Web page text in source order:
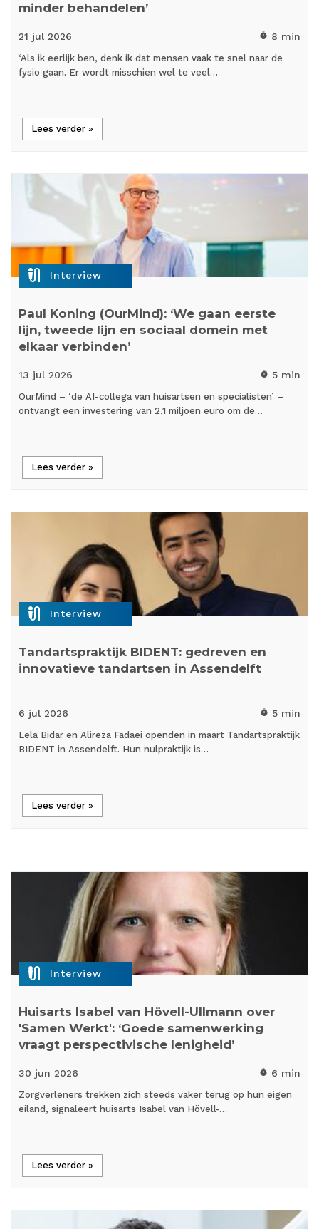
minder behandelen’
21 jul 2026 timer 8 min
‘Als ik eerlijk ben, denk ik dat mensen vaak te snel naar de
fysio gaan. Er wordt misschien wel te veel…
Lees verder »
mic_external_on Interview
Paul Koning (OurMind): ‘We gaan eerste
lijn, tweede lijn en sociaal domein met
elkaar verbinden’
13 jul 2026 timer 5 min
OurMind – ‘de AI-collega van huisartsen en specialisten’ –
ontvangt een investering van 2,1 miljoen euro om de…
Lees verder »
mic_external_on Interview
Tandartspraktijk BIDENT: gedreven en
innovatieve tandartsen in Assendelft
6 jul 2026 timer 5 min
Lela Bidar en Alireza Fadaei openden in maart Tandartspraktijk
BIDENT in Assendelft. Hun nulpraktijk is…
Lees verder »
mic_external_on Interview
Huisarts Isabel van Hövell-Ullmann over
'Samen Werkt': ‘Goede samenwerking
vraagt perspectivische lenigheid’
30 jun 2026 timer 6 min
Zorgverleners trekken zich steeds vaker terug op hun eigen
eiland, signaleert huisarts Isabel van Hövell-…
Lees verder »